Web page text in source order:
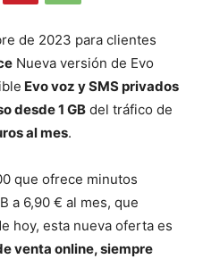
de 2023 para clientes
Nueva versión de Evo
Evo voz y SMS privados
desde 1 GB del tráfico de
al mes.
que ofrece minutos
a 6,90 € al mes, que
hoy, esta nueva oferta es
venta online, siempre